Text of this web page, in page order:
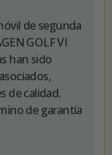
de segunda
GOLF VI
han sido
de calidad.
de garantía